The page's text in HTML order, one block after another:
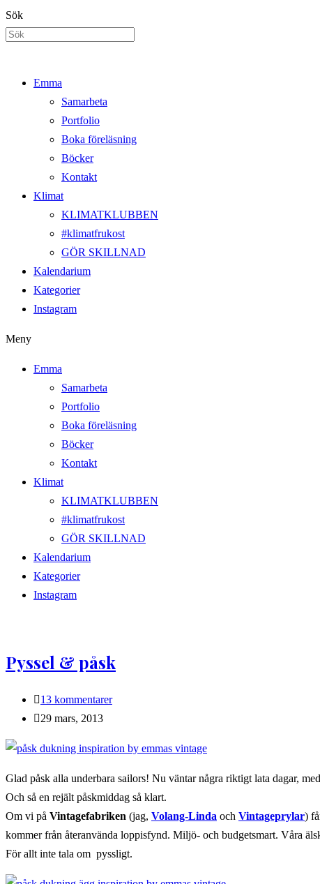
Hoppa
till
Sök
Emma
Samarbeta
Portfolio
Boka föreläsning
Böcker
Kontakt
Klimat
KLIMATKLUBBEN
#klimatfrukost
GÖR SKILLNAD
Kalendarium
Kategorier
Instagram
Meny
Emma
Samarbeta
Portfolio
Boka föreläsning
Böcker
Kontakt
Klimat
KLIMATKLUBBEN
#klimatfrukost
GÖR SKILLNAD
Kalendarium
Kategorier
Instagram
Pyssel & påsk
Kommentarer
på
13 kommentarer
Inlägget
29 mars, 2013
Glad påsk alla underbara sailors! Nu väntar några riktigt lata dagar,
Och så en rejält påskmiddag så klart.
Om vi på Vintagefabriken (jag, Volang-Linda och Vintageprylar)
kommer från återanvända loppisfynd. Miljö- och budgetsmart. Våra
För allt inte tala om pyssligt.